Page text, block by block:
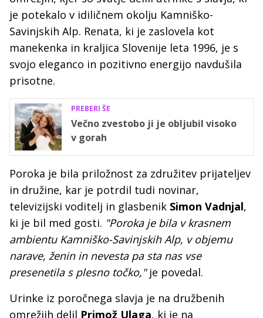
je potekalo v idiličnem okolju Kamniško-
Savinjskih Alp. Renata, ki je zaslovela kot
manekenka in kraljica Slovenije leta 1996, je s
svojo eleganco in pozitivno energijo navdušila
prisotne.
PREBERI ŠE
Večno zvestobo ji je obljubil visoko
v gorah
Poroka je bila priložnost za združitev prijateljev
in družine, kar je potrdil tudi novinar,
televizijski voditelj in glasbenik Simon Vadnjal,
ki je bil med gosti. "Poroka je bila v krasnem
ambientu Kamniško-Savinjskih Alp, v objemu
narave, ženin in nevesta pa sta nas vse
presenetila s plesno točko,"je povedal.
Urinke iz poročnega slavja je na družbenih
omrežjih delil Primož Ulaga, ki je na